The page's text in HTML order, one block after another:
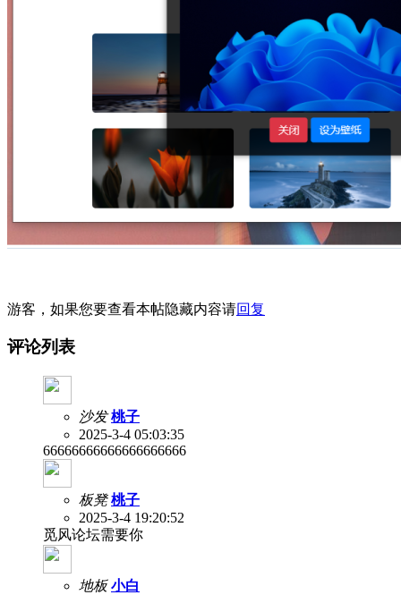
游客，如果您要查看本帖隐藏内容请回复
评论列表
沙发 桃子
2025-3-4 05:03:35
66666666666666666666
板凳 桃子
2025-3-4 19:20:52
觅风论坛需要你
地板 小白